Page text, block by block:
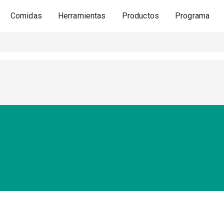
Comidas Herramientas Productos Programa